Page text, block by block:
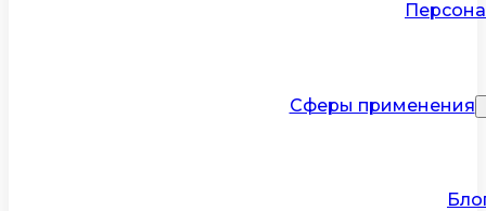
Сферы применения